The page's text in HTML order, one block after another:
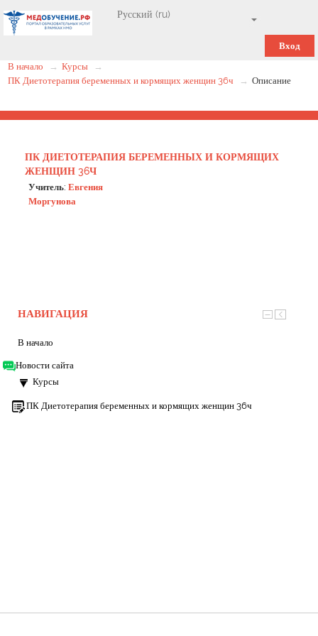
Вход
В начало
→ Курсы
→
ПК Диетотерапия беременных и кормящих женщин 36ч
→ Описание
ПК ДИЕТОТЕРАПИЯ БЕРЕМЕННЫХ И КОРМЯЩИХ
ЖЕНЩИН 36Ч
Учитель: Евгения
Моргунова
НАВИГАЦИЯ
В начало
Новости сайта
Курсы
ПК Диетотерапия беременных и кормящих женщин 36ч